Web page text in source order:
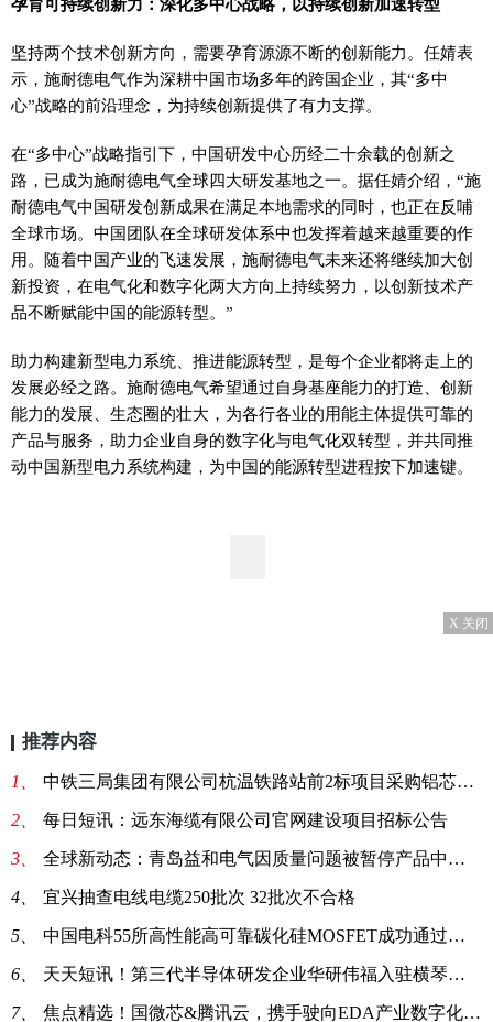
孕育可持续创新力：深化多中心战略，以持续创新加速转型
坚持两个技术创新方向，需要孕育源源不断的创新能力。任婧表
示，施耐德电气作为深耕中国市场多年的跨国企业，其“多中
心”战略的前沿理念，为持续创新提供了有力支撑。
在“多中心”战略指引下，中国研发中心历经二十余载的创新之
路，已成为施耐德电气全球四大研发基地之一。据任婧介绍，“施
耐德电气中国研发创新成果在满足本地需求的同时，也正在反哺
全球市场。中国团队在全球研发体系中也发挥着越来越重要的作
用。随着中国产业的飞速发展，施耐德电气未来还将继续加大创
新投资，在电气化和数字化两大方向上持续努力，以创新技术产
品不断赋能中国的能源转型。”
助力构建新型电力系统、推进能源转型，是每个企业都将走上的
发展必经之路。施耐德电气希望通过自身基座能力的打造、创新
能力的发展、生态圈的壮大，为各行各业的用能主体提供可靠的
产品与服务，助力企业自身的数字化与电气化双转型，并共同推
动中国新型电力系统构建，为中国的能源转型进程按下加速键。
X 关闭
推荐内容
1、 中铁三局集团有限公司杭温铁路站前2标项目采购铝芯电缆线3*95+2*50
2、 每日短讯：远东海缆有限公司官网建设项目招标公告
3、 全球新动态：青岛益和电气因质量问题被暂停产品中标资格6个月
4、 宜兴抽查电线电缆250批次 32批次不合格
5、 中国电科55所高性能高可靠碳化硅MOSFET成功通过技术鉴定_当前独家
6、 天天短讯！第三代半导体研发企业华研伟福入驻横琴粤澳集成电路设计产业园
7、 焦点精选！国微芯&腾讯云，携手驶向EDA产业数字化新征程